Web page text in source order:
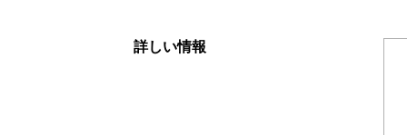
詳しい情報